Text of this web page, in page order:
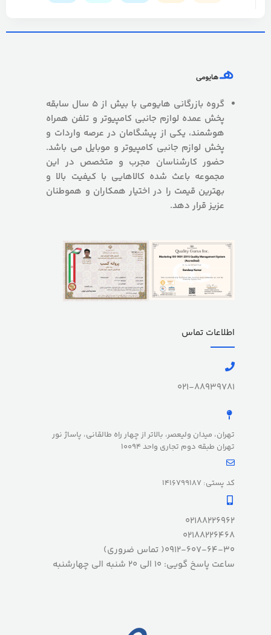
گروه بازرگانی هایومی با بیش از 5 سال سابقه
پخش عمده لوازم جانبی کامپیوتر و تلفن همراه
هوشمند، یکی از پیشگامان در عرصه واردات و
پخش لوازم جانبی کامپیوتر و موبایل می باشد.
حضور کارشناسان مجرب و متخصص در این
مجموعه باعث شده کالاهایی با کیفیت بالا و
بهترین قیمت را در اختیار همکاران و هموطنان
عزیز قرار دهد.
اطلاعات تماس
021-88939781
تهران، میدان ولیعصر، بالاتر از چهار راه طالقانی، پاساژ نور
تهران طبقه دوم تجاری واحد 10094
کد پستی: 1416799187
02188226962
02188226468
0912-607-64-30( تماس ضروری)
ساعت پاسخ گویی: 10 الی 20 شنبه الی چهارشنبه